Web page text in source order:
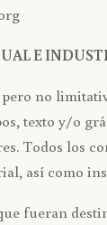
E
no
texto y/o
Todos los
así como
fueran